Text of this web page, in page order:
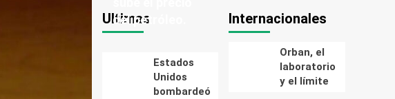
Ultimas
del petróleo.
Estados
Unidos
bombardeó
Internacionales
Orban, el
laboratorio
y el límite